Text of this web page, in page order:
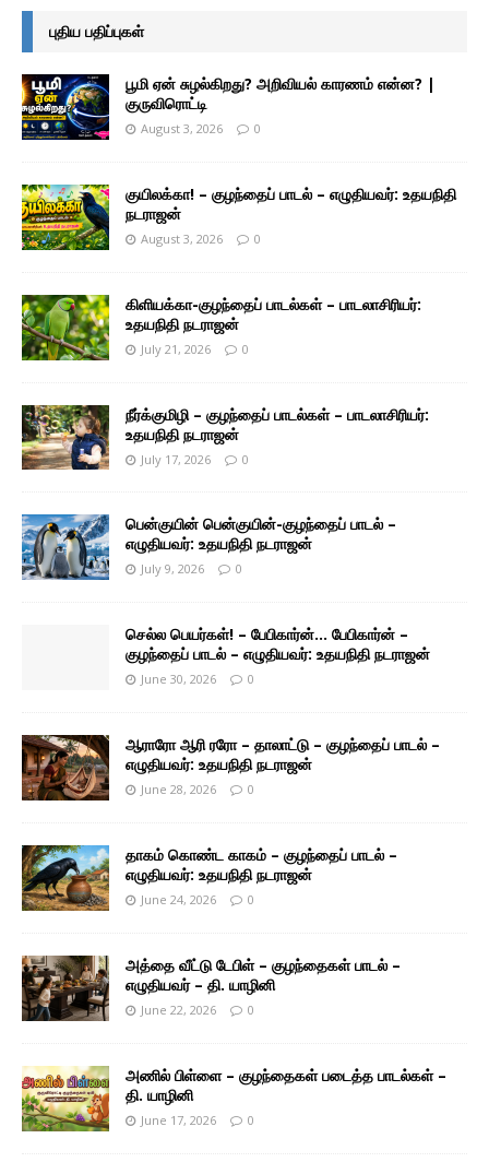
புதிய பதிப்புகள்
பூமி ஏன் சுழல்கிறது? அறிவியல் காரணம் என்ன? |
குருவிரொட்டி
August 3, 2026 0
குயிலக்கா! – குழந்தைப் பாடல் – எழுதியவர்: உதயநிதி
நடராஜன்
August 3, 2026 0
கிளியக்கா-குழந்தைப் பாடல்கள் – பாடலாசிரியர்:
உதயநிதி நடராஜன்
July 21, 2026 0
நீர்க்குமிழி – குழந்தைப் பாடல்கள் – பாடலாசிரியர்:
உதயநிதி நடராஜன்
July 17, 2026 0
பென்குயின் பென்குயின்-குழந்தைப் பாடல் –
எழுதியவர்: உதயநிதி நடராஜன்
July 9, 2026 0
செல்ல பெயர்கள்! – பேபிகார்ன்… பேபிகார்ன் –
குழந்தைப் பாடல் – எழுதியவர்: உதயநிதி நடராஜன்
June 30, 2026 0
ஆராரோ ஆரி ரரோ – தாலாட்டு – குழந்தைப் பாடல் –
எழுதியவர்: உதயநிதி நடராஜன்
June 28, 2026 0
தாகம் கொண்ட காகம் – குழந்தைப் பாடல் –
எழுதியவர்: உதயநிதி நடராஜன்
June 24, 2026 0
அத்தை வீட்டு டேபிள் – குழந்தைகள் பாடல் –
எழுதியவர் – தி. யாழினி
June 22, 2026 0
அணில் பிள்ளை – குழந்தைகள் படைத்த பாடல்கள் –
தி. யாழினி
June 17, 2026 0